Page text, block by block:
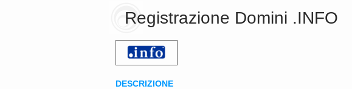
Registrazione Domini .INFO
DESCRIZIONE